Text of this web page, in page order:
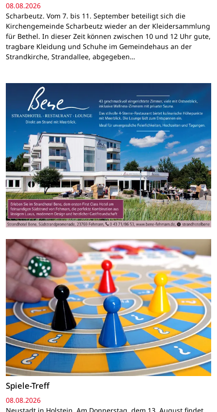
08.08.2026
Scharbeutz. Vom 7. bis 11. September beteiligt sich die
Kirchengemeinde Scharbeutz wieder an der Kleidersammlung
für Bethel. In dieser Zeit können zwischen 10 und 12 Uhr gute,
tragbare Kleidung und Schuhe im Gemeindehaus an der
Strandkirche, Strandallee, abgegeben…
Spiele-Treff
08.08.2026